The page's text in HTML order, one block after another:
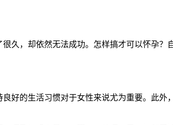
，却依然无法成功。怎样搞才可以怀孕？
的生活习惯对于女性来说尤为重要。此外